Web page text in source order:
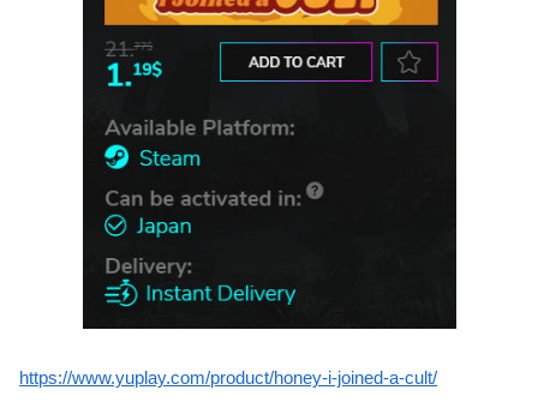
https://www.yuplay.com/product/honey-i-joined-a-cult/